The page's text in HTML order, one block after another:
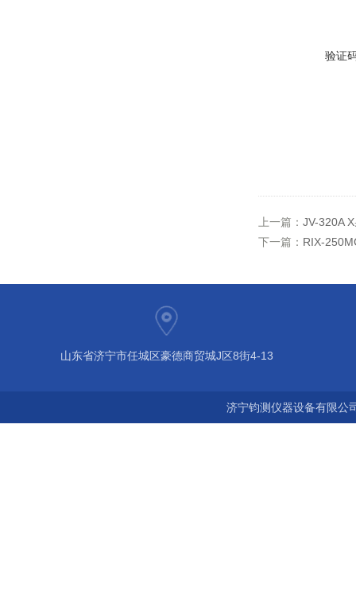
验证
上一篇： JV-320A
下一篇： RIX-
山东省济宁市任城区豪德商贸城J区8街4-13
济宁钧测仪器设备有限